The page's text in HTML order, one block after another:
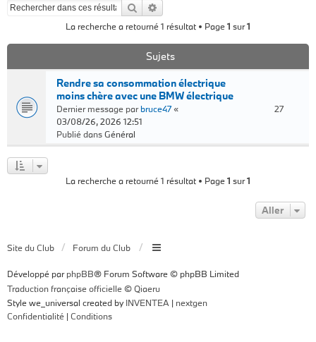
Rechercher
La recherche a retourné 1 résultat • Page1 sur1
Sujets
Rendre sa consommation électrique
moins chère avec une BMW électrique
Dernier message parbruce47«
03/08/26, 2026 12:51
Publié dansGénéral
27
La recherche a retourné 1 résultat • Page1 sur1
Aller
Site du Club Forum du Club
Développé parphpBB® Forum Software © phpBB Limited
Traduction française officielle ©Qiaeru
Style we_universal created byINVENTEA | nextgen
Confidentialité | Conditions